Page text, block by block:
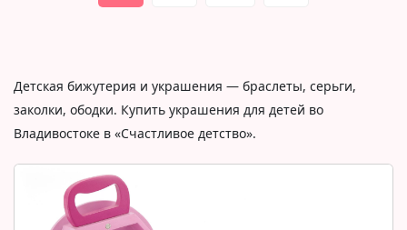
Детская бижутерия и украшения — браслеты, серьги,
заколки, ободки. Купить украшения для детей во
Владивостоке в «Счастливое детство».